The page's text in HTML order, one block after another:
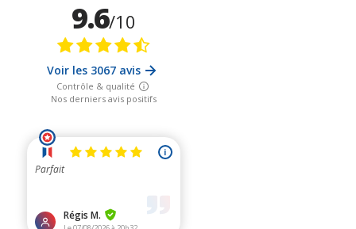
Bien que les scientifiques ne sachent pas exactement comment
la shungite s'est formée ni d'où elle vient, ils attribuent les
avantages potentiels de la pierre à
La shungite, une pierre de protection !
et anti-radiations, qui combat les polluants, les radicaux libres
et les germes dangereux. Elle vous offre également une
protection contre l'exposition aux champs électromagnétiques
neutralisant certains de leurs effets.